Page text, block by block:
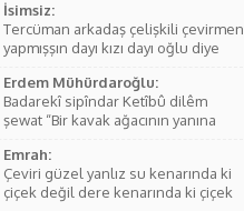
İsimsiz:
Tercüman arkadaş çelişkili çevirmen
yapmışşın dayı kızı dayı oğlu diye
vardır biraz aile yapısını öğren ( iki
kişinin...
Erdem Mühürdaroğlu:
Badarekî sipîndar Ketîbû dilêm
şewat “Bir kavak ağacının yanına
Sözlerdeki hikayede birini arıyorlar
ve aradıkları yerde bir kavak
ağacının yanında yere düşmüş
Emrah:
Çeviri güzel yanlız su kenarında ki
çiçek değil dere kenarında ki çiçek